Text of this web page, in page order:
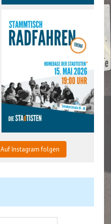
Auf Instagram folgen